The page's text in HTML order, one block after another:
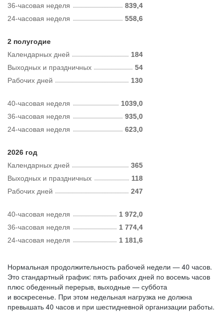
36-часовая неделя
839,4
24-часовая неделя
558,6
2 полугодие
Календарных дней
184
Рабочих дней 130
Выходных и праздничных 54
40-часовая неделя
1039,0
36-часовая неделя
935,0
24-часовая неделя
623,0
2026 год
Календарных дней
365
Рабочих дней 247
Выходных и праздничных 118
40-часовая неделя
1 972,0
36-часовая неделя
1 774,4
24-часовая неделя
1 181,6
Нормальная продолжительность рабочей недели — 40 часов.
Это стандартный график: пять рабочих дней по восемь часов
плюс обеденный перерыв, выходные — суббота
и воскресенье. При этом недельная нагрузка не должна
превышать 40 часов и при шестидневной организации работы.